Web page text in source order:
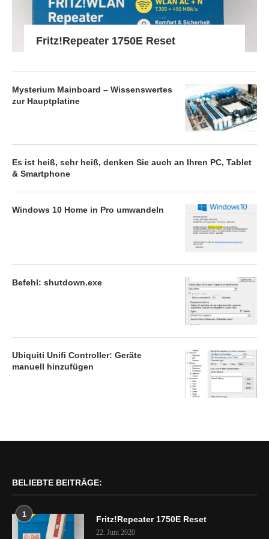
Fritz!Repeater 1750E Reset
Mysterium Mainboard – Wissenswertes
zur Hauptplatine
Es ist heiß, sehr heiß, denken Sie auch an Ihren PC, Tablet
& Smartphone
Windows 10 Home in Pro umwandeln
Befehl: shutdown.exe
Ubiquiti Unifi Controller: Geräte
manuell hinzufügen
BELIEBTE BEITRÄGE:
1 Fritz!Repeater 1750E Reset
22. Juni 2020